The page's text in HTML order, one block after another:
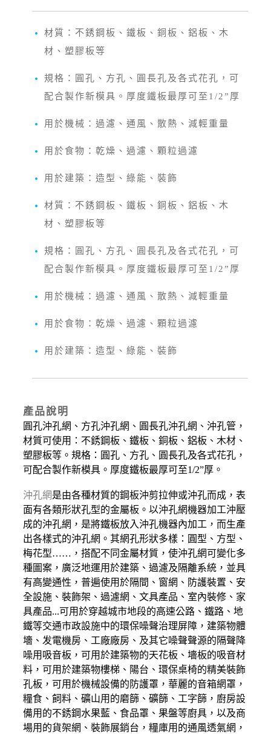
材質：不銹鋼板、鐵板、銅板、鋁板、木
材、塑膠板等
規格：圓孔、方孔、圓長孔及各式花孔，可
配合製作新模具。厚度鐵板最厚可至1/2”厚
用於機械：過濾、通風、散熱、減輕重量
用於食物：乾燥、過濾、顆粒過濾
用於建築：造型、綠能、裝飾
材質：不銹鋼板、鐵板、銅板、鋁板、木
材、塑膠板等
規格：圓孔、方孔、圓長孔及各式花孔，可
配合製作新模具。厚度鐵板最厚可至1/2”厚
用於機械：過濾、通風、散熱、減輕重量
用於食物：乾燥、過濾、顆粒過濾
用於建築：造型、綠能、裝飾
產品說明
圓孔沖孔網、方孔沖孔網、圓長孔沖孔網、沖孔管，
材質可使用：不銹鋼板、鐵板、銅板、鋁板、木材、
塑膠板等。規格：圓孔、方孔、圓長孔及各式花孔，
可配合製作新模具。厚度鐵板最厚可至1/2”厚。
沖孔網是由各種材質的鋼板沖剪拉伸或沖孔而成，表
面有各類形狀孔型的金屬板。以沖孔網機器加工沖壓
成的沖孔網，是將鐵板放入沖孔機器內加工，而生產
出各樣式的沖孔網。其網孔形狀多樣：圓型、方型、
梅花型……，搭配不同金屬材質，使沖孔網可變化多
種圖案，廣泛地運用於建築、過濾及隔離系統，並具
有高變通性，普遍使用於隔間、窗網、防護裝置、安
全設施、裝飾架、過濾網、文具產品、室內裝修、家
具產品...可用於穿越城市地段的高速公路、鐵路、地
鐵等交通市政設施中的環保噪聲治理屏障，建築物體
墻、发電機房、工廠廠房、及其它噪聲聲源的隔聲降
噪用吸音板，可用於建築物的天花板、墻板的吸音材
料，可用於建築物樓梯、陽台、環保桌椅的精美裝飾
孔板，可用於機械設備的防護罩，華麗的音箱網罩，
糧食、飼料、礦山用的磨篩、礦篩、工字篩，廚房設
備用的不銹鋼水果藍、食品罩、果盤等廚具，以及商
場用的貨架網、裝飾展銷台，糧庫用的通風透氣網，